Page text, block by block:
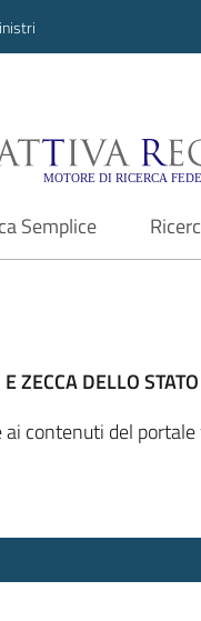
Semplice
ZECCA DELLO
ai contenuti del